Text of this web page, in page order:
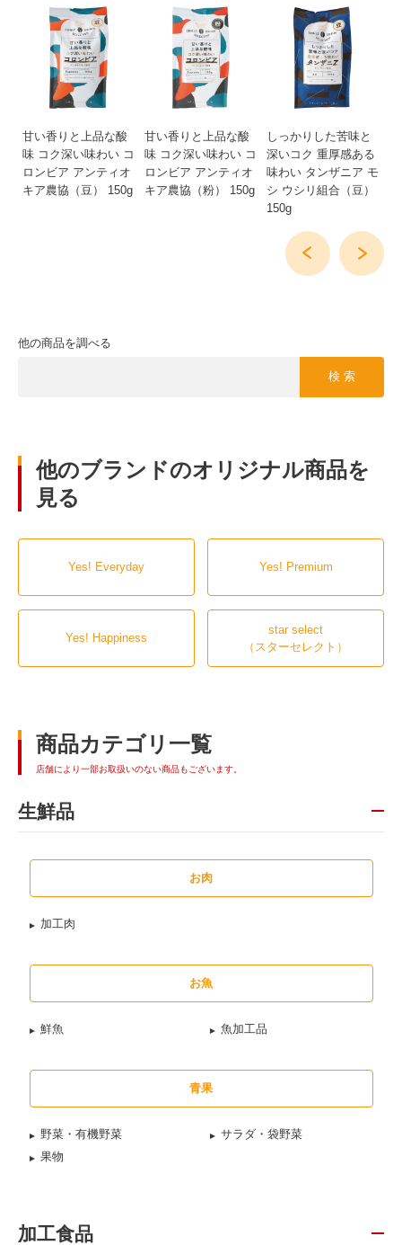
甘い香りと上品な酸
味 コク深い味わい コ
ロンビア アンティオ
キア農協（豆） 150g
甘い香りと上品な酸
味 コク深い味わい コ
ロンビア アンティオ
キア農協（粉） 150g
しっかりした苦味と
深いコク 重厚感ある
味わい タンザニア モ
シ ウシリ組合（豆）
150g
他の商品を調べる
検 索
他のブランドのオリジナル商品を
見る
Yes! Everyday Yes! Premium
Yes! Happiness
star select
（スターセレクト）
商品カテゴリ一覧
店舗により一部お取扱いのない商品もございます。
生鮮品
お肉
加工肉
お魚
鮮魚 魚加工品
青果
野菜・有機野菜
サラダ・袋野菜
果物
加工食品